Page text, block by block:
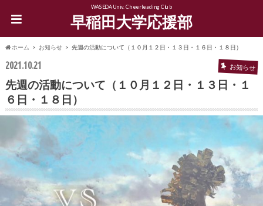
WASEDA Univ. Cheerleading Club
早稲田大学応援部
ホーム お知らせ 先週の活動について（１０月１２日・１３日・１６日・１８日）
2021.10.21 お知らせ
先週の活動について（１０月１２日・１３日・１
６日・１８日）